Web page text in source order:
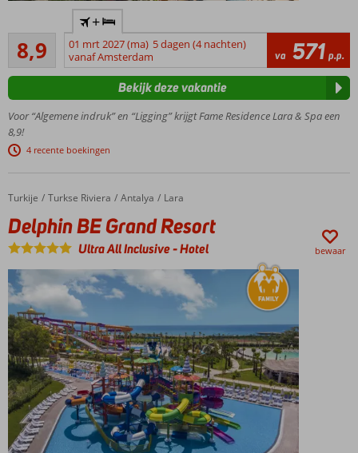
Al jaren een
uitstekende prijs-
kwaliteitverhouding
Genieten
aan ca. 125
privéstrand
wellness
geweldig
Vandaag
Chinees,
Italiaans,
Voor de kids
een
onvergetelijke
ervaring
8,9Aanrader
584
beoordelingen
+
01 mrt 2027 (ma) 5 dagen (4 nachten)
vanaf Amsterdam
va 571 p.p.
Voor “Algemene indruk” en “Ligging” krijgt Fame Residence Lara & Spa een
8,9!
4 recente boekingen
Bekijk deze vakantie
Home
Turkije Turkse Riviera Antalya Lara
Delphin BE Grand Resort
Delphin BE Grand Resort
Ultra All Inclusive-Hotel bewaar